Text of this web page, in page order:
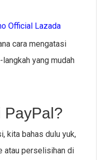
Official Lazada
cara mengatasi
yang mudah
PayPal?
kita bahas dulu yuk,
atau perselisihan di